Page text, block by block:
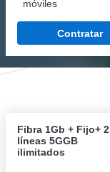
móviles
Contratar
Fibra 1Gb + Fijo+ 2
líneas 5GGB
ilimitados